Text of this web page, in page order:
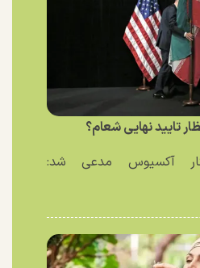
تایید نهایی شعام؟
آکسیوس مدعی شد: